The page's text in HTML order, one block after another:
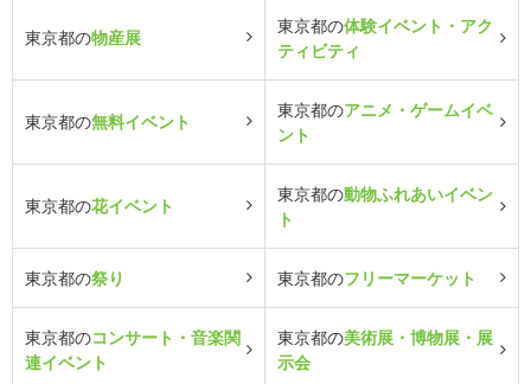
東京都の物産展
東京都の体験イベント・アク
ティビティ
東京都の無料イベント
東京都のアニメ・ゲームイベ
ント
東京都の花イベント
東京都の動物ふれあいイベン
ト
東京都の祭り 東京都のフリーマーケット
東京都のコンサート・音楽関
連イベント
東京都の美術展・博物展・展
示会